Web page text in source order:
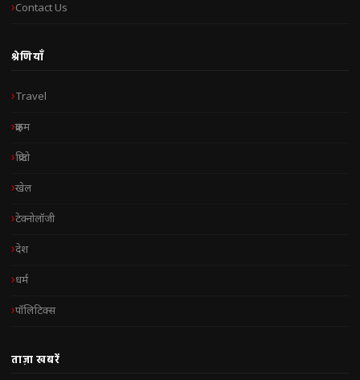
Contact Us
श्रेणियाँ
Travel
क्राइम
क्रिप्टो
खेल
टेक्नोलॉजी
देश
धर्म
पॉलिटिक्स
ताज़ा खबरें